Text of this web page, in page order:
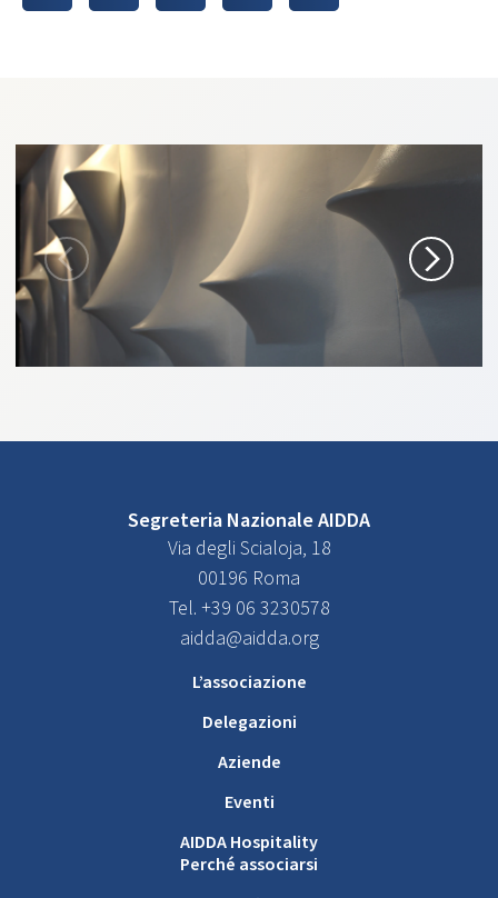
Segreteria Nazionale AIDDA
Via degli Scialoja, 18
00196 Roma
Tel. +39 06 3230578
aidda@aidda.org
L’associazione
Delegazioni
Aziende
Eventi
AIDDA Hospitality
Perché associarsi